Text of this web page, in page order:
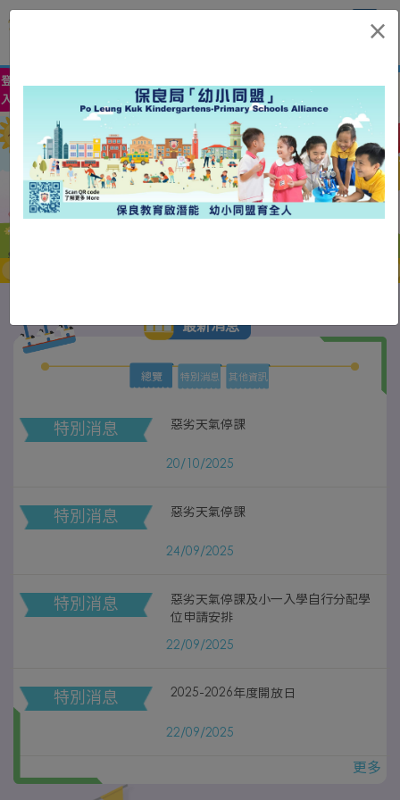
登
入
»
最新消息
總覽 特別消息 其他資訊
特別消息 惡劣天氣停課
20/10/2025
特別消息 惡劣天氣停課
24/09/2025
特別消息
惡劣天氣停課及小一入學自行分配學
位申請安排
22/09/2025
特別消息 2025-2026年度開放日
22/09/2025
更多
×